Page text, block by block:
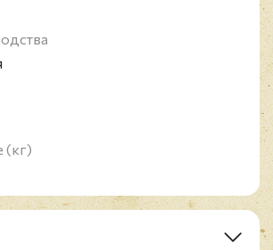
22 входили в первую десятку. В
33-е место.
(кг)